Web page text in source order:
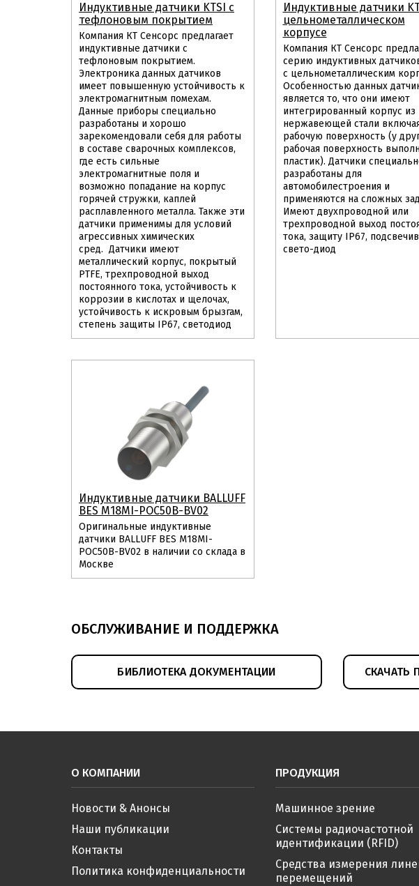
Индуктивные датчики KTSI с
тефлоновым покрытием
Компания КТ Сенсорс предлагает
индуктивные датчики с
тефлоновым покрытием.
Электроника данных датчиков
имеет повышенную устойчивость к
электромагнитным помехам.
Данные приборы специально
разработаны и хорошо
зарекомендовали себя для работы
в составе сварочных комплексов,
где есть сильные
электромагнитные поля и
возможно попадание на корпус
горячей стружки, каплей
расплавленного металла. Также эти
датчики применимы для условий
агрессивных химических
сред. Датчики имеют
металлический корпус, покрытый
PTFE, трехпроводной выход
постоянного тока, устойчивость к
коррозии в кислотах и щелочах,
устойчивость к искровым брызгам,
степень защиты IP67, светодиод
Индуктивные датчики
цельнометаллическом
корпусе
Компания КТ Сенсорс
серию индуктивных
с цельнометаллическим
Особенностью данных
является то, что они имеют
интегрированный корпус из
нержавеющей стали
рабочую поверхность (у
рабочая поверхность
пластик). Датчики
разработаны для
автомобилестроения и
применяются на сложных
Имеют двухпроводной или
трехпроводной выход
тока, защиту IP67,
свето-диод
Индуктивные датчики BALLUFF
BES M18MI-POC50B-BV02
Оригинальные индуктивные
датчики BALLUFF BES M18MI-
POC50B-BV02 в наличии со склада в
Москве
ОБСЛУЖИВАНИЕ И ПОДДЕРЖКА
БИБЛИОТЕКА ДОКУМЕНТАЦИИ СКАЧАТЬ
О КОМПАНИИ
Новости & Анонсы
Наши публикации
Контакты
Политика конфиденциальности
ПРОДУКЦИЯ
Машинное зрение
Системы радиочастотной
идентификации (RFID)
Средства измерения
перемещений